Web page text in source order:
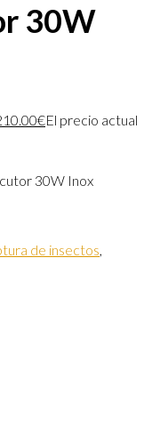
30W
€El precio actual
30W Inox
de insectos,